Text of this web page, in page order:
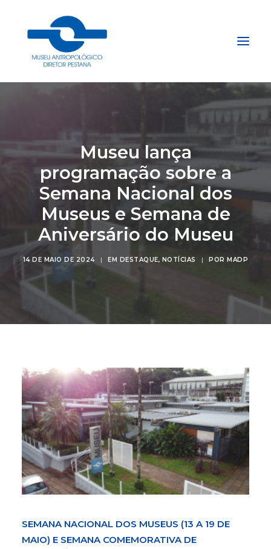
Acervo
Apoie
Projetos
Gestão do Arquivo Fidene
Museu lança
programação sobre a
Semana Nacional dos
Museus e Semana de
Aniversário do Museu
14 DE MAIO DE 2024 | EM DESTAQUE, NOTÍCIAS | PORMADP
SEMANA NACIONAL DOS MUSEUS (13 A 19 DE
MAIO) E SEMANA COMEMORATIVA DE